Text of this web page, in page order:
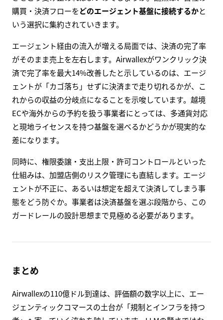
購買・決済フローをどのエージェント基盤に接続するかと
いう選択に集約されていきます。
エージェント経由の流入が増える局面では、決済の完了率
がそのまま売上を左右します。Airwallexがワンクリック決
済で完了率を最大14%改善したと示しているのは、エージ
ェントが「カゴ落ち」せずに決済まで走り切れるかが、こ
れからの収益の分岐点になることを示唆しています。越境
ECや海外からの予約を扱う事業者にとっては、多通貨対応
と現地ライセンスを持つ基盤を選べるかどうかが現実的な
差になります。
同時に、権限委譲・支出上限・許可コントロールといった
仕組みは、加盟店側のリスク管理にも直結します。エージ
ェントが不正に、あるいは想定を超えて決済してしまう事
態をどう防ぐか。事業者は決済基盤を選ぶ段階から、この
ガードレールの設計思想まで見極める必要があります。
まとめ
Airwallexの110億ドル到達は、評価額の数字以上に、エー
ジェンティックコマースの土台が「規制とインフラを持つ